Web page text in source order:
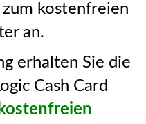
kostenfreien
an.
erhalten Sie die
Cash Card